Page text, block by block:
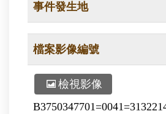
事件發生地
檔案影像編號
檢視影像